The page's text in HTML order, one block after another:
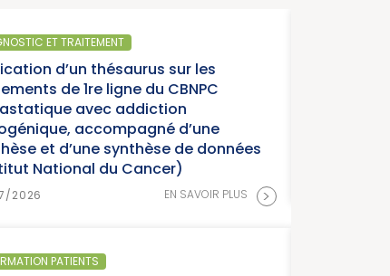
ET TRAITEMENT
d’un thésaurus sur les
de 1re ligne du CBNPC
avec addiction
accompagné d’une
et d’une synthèse de données
National du Cancer)
2026 EN SAVOIR PLUS >
PATIENTS